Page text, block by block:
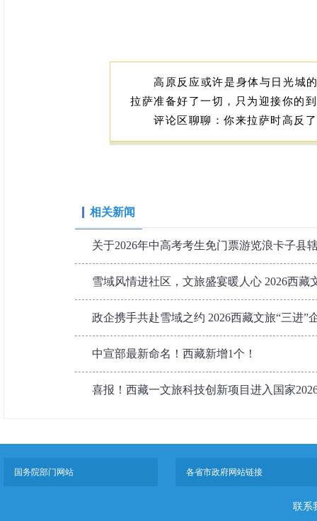
高原反应或许是身体与日光城
拉萨准备好了一切，只为迎接你的
评论区聊聊：你来拉萨时高反
相关新闻
关于2026年中高考考生免门票游览浪卡子县
雪域风情进社区，文旅盛宴暖人心 2026西藏
政企携手共赴雪域之约 2026西藏文旅“三进”
中宣部最新命名！西藏新增1个！
喜报！西藏一文旅科技创新项目进入国家
国务院部门网站 各省市政府网站链接
联系